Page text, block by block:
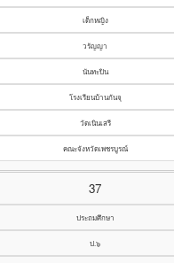
เด็กหญิง
วรัญญา
นันทะปิน
โรงเรียนบ้านกันจุ
วัดเนินเสรี
คณะจังหวัดเพชรบูรณ์
37
ประถมศึกษา
ป.๖